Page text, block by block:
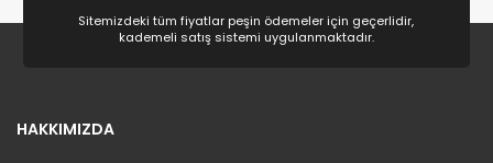
Lüks ve Konfor(25)
Sitemizdeki tüm fiyatlar peşin ödemeler için geçerlidir,
kademeli satış sistemi uygulanmaktadır.
HAKKIMIZDA